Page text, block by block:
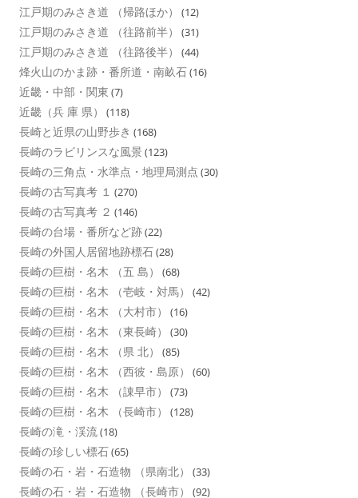
江戸期のみさき道 （帰路ほか） (12)
江戸期のみさき道 （往路前半） (31)
江戸期のみさき道 （往路後半） (44)
烽火山のかま跡・番所道・南畝石(16)
近畿・中部・関東 (7)
近畿（兵 庫 県） (118)
長崎と近県の山野歩き (168)
長崎のラビリンスな風景 (123)
長崎の三角点・水準点・地理局測点 (30)
長崎の古写真考 １ (270)
長崎の古写真考 ２ (146)
長崎の台場・番所など跡(22)
長崎の外国人居留地跡標石(28)
長崎の巨樹・名木 （五 島） (68)
長崎の巨樹・名木 （壱岐・対馬） (42)
長崎の巨樹・名木 （大村市） (16)
長崎の巨樹・名木 （東長崎） (30)
長崎の巨樹・名木 （県 北） (85)
長崎の巨樹・名木 （西彼・島原） (60)
長崎の巨樹・名木 （諌早市） (73)
長崎の巨樹・名木 （長崎市） (128)
長崎の滝・渓流(18)
長崎の珍しい標石(65)
長崎の石・岩・石造物 （県南北） (33)
長崎の石・岩・石造物 （長崎市） (92)